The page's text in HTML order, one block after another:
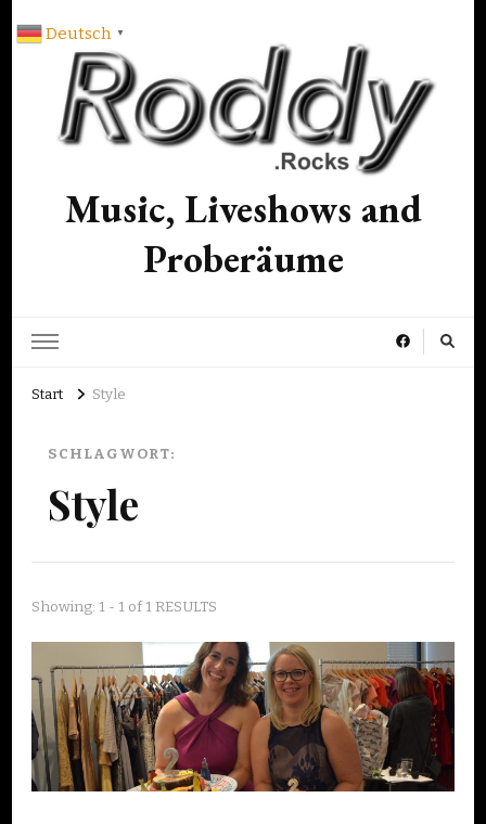
Music, Liveshows and
Proberäume
Start Style
SCHLAGWORT:
Style
Showing: 1 - 1 of 1 RESULTS
Deutsch ▼